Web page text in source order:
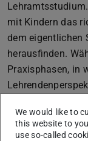
mit Kindern das
dem eigentlichen
herausfinden.
Praxisphasen, in
Universität
leiten.
We would like to
this website to
use so-called